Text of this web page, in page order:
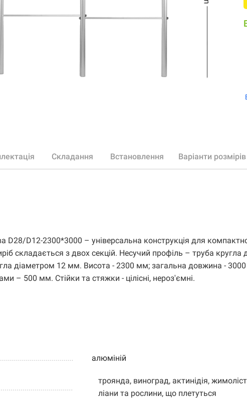
Складання Встановлення Варіанти розмірів
D12-2300*3000 – універсальна конструкція для
складається з двох секцій. Несучий профіль – труба кругла
діаметром 12 мм. Висота - 2300 мм; загальна довжина -
– 500 мм. Стійки та стяжки - цілісні, нероз'ємні.
алюміній
троянда, виноград, актинідія,
ліани та рослини, що плетуться